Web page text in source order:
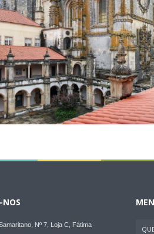
NOS
Nº 7, Loja C, Fátima